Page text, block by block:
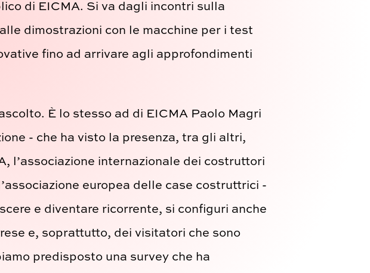
di EICMA. Si va dagli incontri sulla
dimostrazioni con le macchine per i test
fino ad arrivare agli approfondimenti
È lo stesso ad di EICMA Paolo Magri
- che ha visto la presenza, tra gli altri,
l’associazione internazionale dei costruttori
europea delle case costruttrici -
e diventare ricorrente, si configuri anche
e, soprattutto, dei visitatori che sono
predisposto una survey che ha